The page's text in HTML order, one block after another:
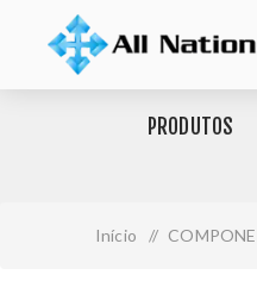
PRODUTOS
Início /